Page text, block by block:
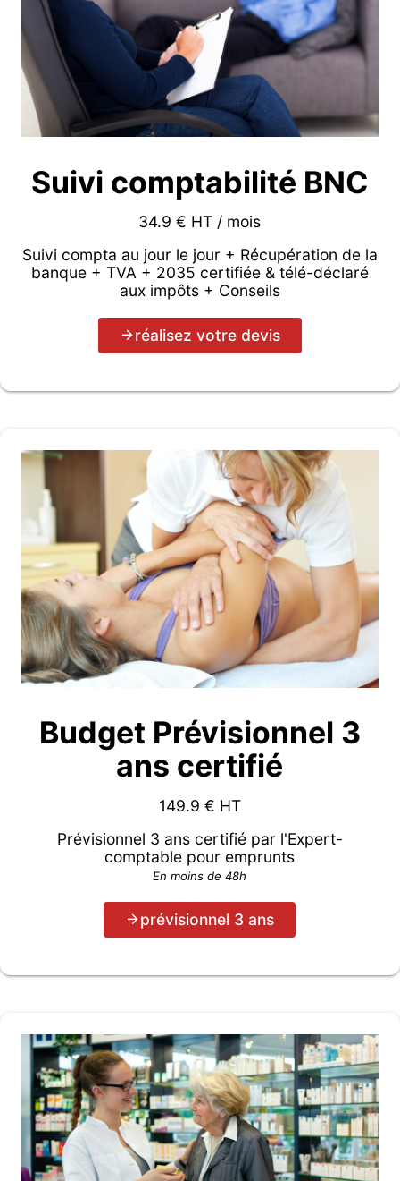
Suivi comptabilité BNC
34.9 € HT / mois
Suivi compta au jour le jour + Récupération de la
banque + TVA + 2035 certifiée & télé-déclaré
aux impôts + Conseils
réalisez votre devis
Budget Prévisionnel 3
ans certifié
149.9 € HT
Prévisionnel 3 ans certifié par l'Expert-
comptable pour emprunts
En moins de 48h
prévisionnel 3 ans